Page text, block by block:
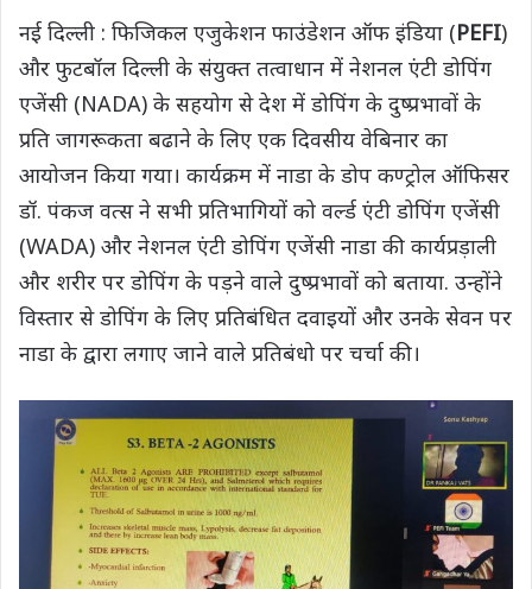
A
p
p
o
o
k
t
e
r
r
a
m
L
i
n
k
नई दिल्ली : फिजिकल एजुकेशन फाउंडेशन ऑफ इंडिया (PEFI)
और फुटबॉल दिल्ली के संयुक्त तत्वाधान में नेशनल एंटी डोपिंग
एजेंसी (NADA) के सहयोग से देश में डोपिंग के दुष्प्रभावों के
प्रति जागरूकता बढाने के लिए एक दिवसीय वेबिनार का
आयोजन किया गया। कार्यक्रम में नाडा के डोप कण्ट्रोल ऑफिसर
डॉ. पंकज वत्स ने सभी प्रतिभागियों को वर्ल्ड एंटी डोपिंग एजेंसी
(WADA) और नेशनल एंटी डोपिंग एजेंसी नाडा की कार्यप्रड़ाली
और शरीर पर डोपिंग के पड़ने वाले दुष्प्रभावों को बताया. उन्होंने
विस्तार से डोपिंग के लिए प्रतिबंधित दवाइयों और उनके सेवन पर
नाडा के द्वारा लगाए जाने वाले प्रतिबंधो पर चर्चा की।